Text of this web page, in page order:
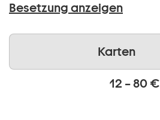
Besetzung anzeigen
Karten
12 – 80 €